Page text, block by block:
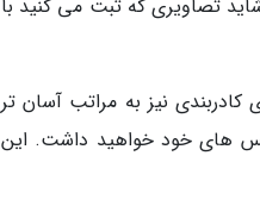
شاید تصاویری که ثبت می کنید با
نیز به مراتب آسان تر
های خود خواهید داشت. این